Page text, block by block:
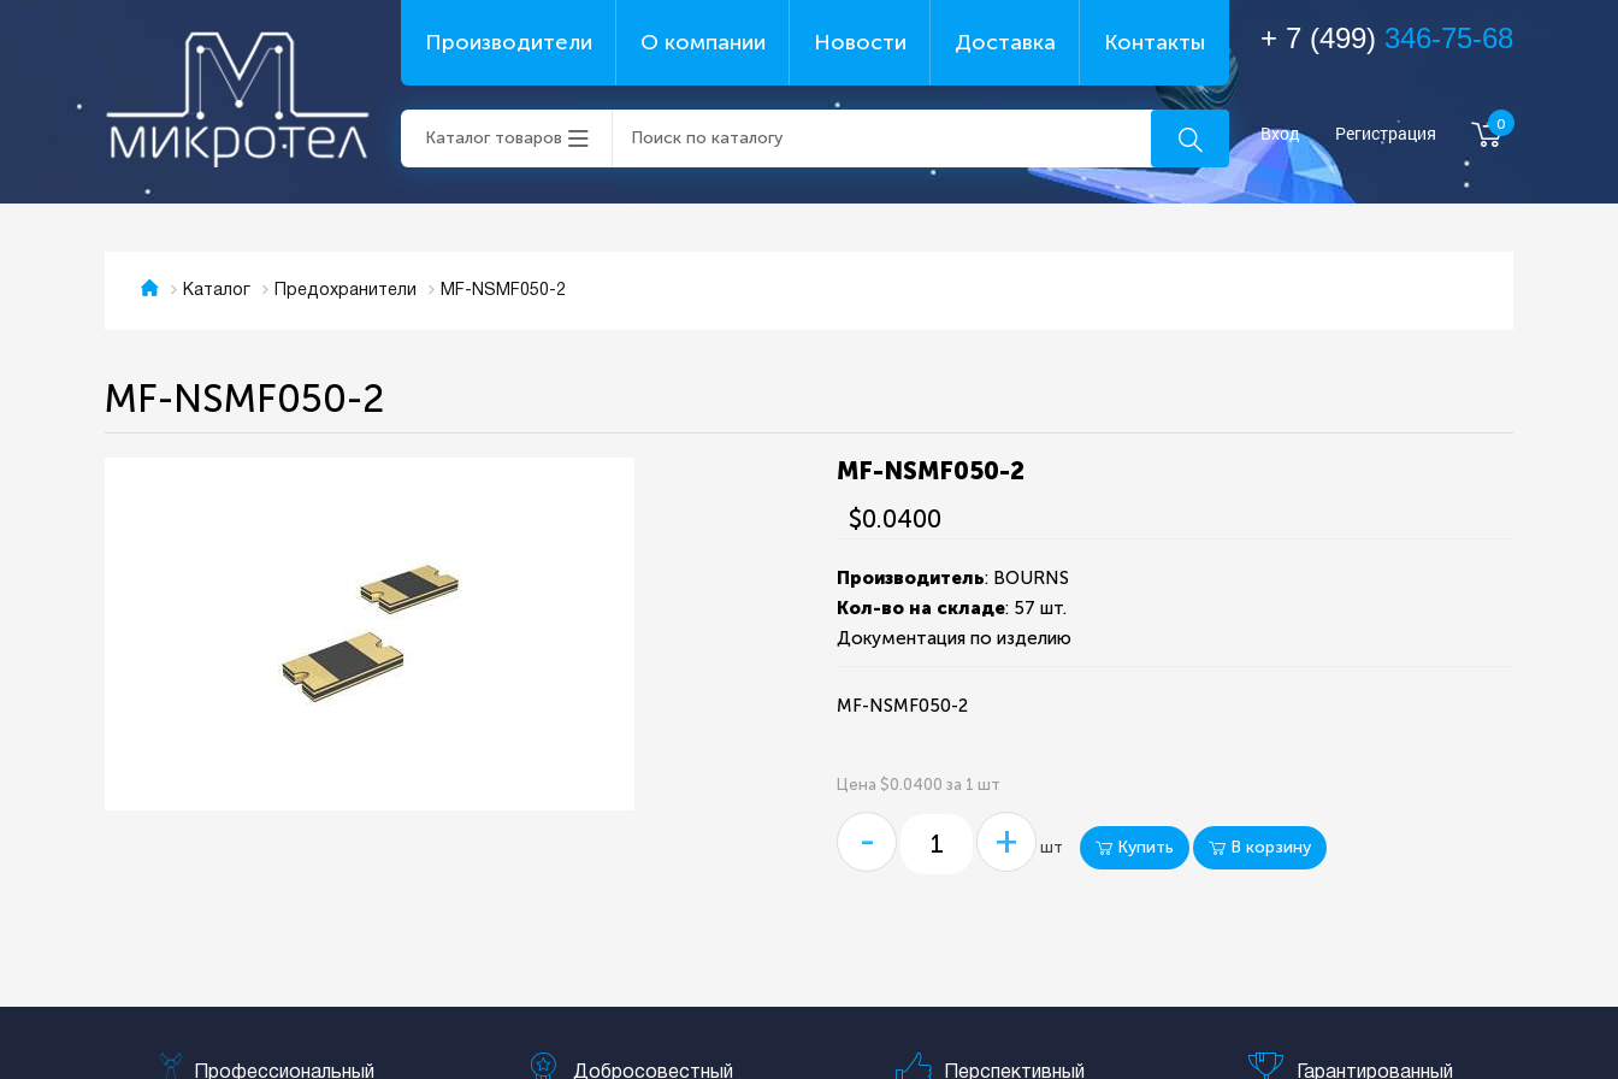
Производители О компании Новости Доставка Контакты
Каталог товаров
+ 7 (499) 346-75-68
Вход Регистрация 0
Каталог Предохранители MF-NSMF050-2
MF-NSMF050-2
MF-NSMF050-2
$0.0400
Производитель: BOURNS
Кол-во на складе: 57 шт.
Документация по изделию
MF-NSMF050-2
Цена $0.0400 за 1 шт
- + шт Купить В корзину
Профессиональный Добросовестный Перспективный Гарантированный